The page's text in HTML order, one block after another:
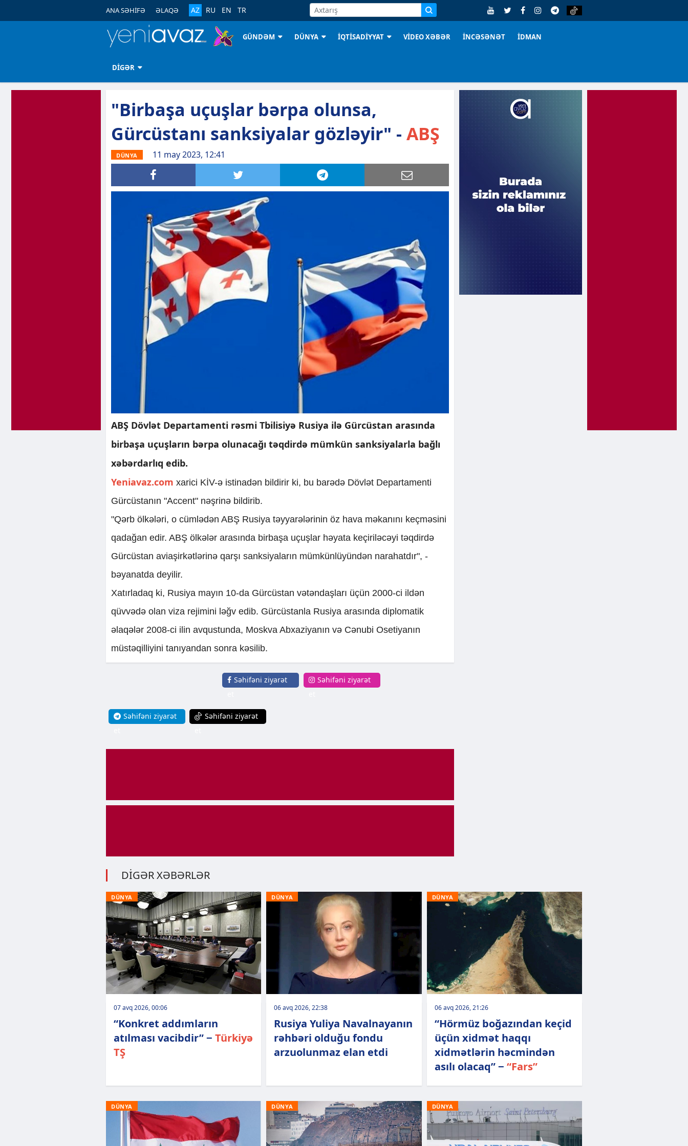
ANA SƏHİFƏ ƏLAQƏ AZ RU EN TR
GÜNDƏM DÜNYA İQTİSADİYYAT VİDEO XƏBƏR İNCƏSƏNƏT İDMAN
DİGƏR
"Birbaşa uçuşlar bərpa olunsa,
Gürcüstanı sanksiyalar gözləyir" - ABŞ
DÜNYA 11 may 2023, 12:41
ABŞ Dövlət Departamenti rəsmi Tbilisiyə Rusiya ilə Gürcüstan arasında
birbaşa uçuşların bərpa olunacağı təqdirdə mümkün sanksiyalarla bağlı
xəbərdarlıq edib.
Yeniavaz.com xarici KİV-ə istinadən bildirir ki, bu barədə Dövlət Departamenti
Gürcüstanın "Accent" nəşrinə bildirib.
"Qərb ölkələri, o cümlədən ABŞ Rusiya təyyarələrinin öz hava məkanını keçməsini
qadağan edir. ABŞ ölkələr arasında birbaşa uçuşlar həyata keçiriləcəyi təqdirdə
Gürcüstan aviaşirkətlərinə qarşı sanksiyaların mümkünlüyündən narahatdır", -
bəyanatda deyilir.
Xatırladaq ki, Rusiya mayın 10-da Gürcüstan vətəndaşları üçün 2000-ci ildən
qüvvədə olan viza rejimini ləğv edib. Gürcüstanla Rusiya arasında diplomatik
əlaqələr 2008-ci ilin avqustunda, Moskva Abxaziyanın və Cənubi Osetiyanın
müstəqilliyini tanıyandan sonra kəsilib.
Səhifəni ziyarət
Səhifəni ziyarət
Səhifəni ziyarət
Səhifəni ziyarət
DİGƏR XƏBƏRLƏR
DÜNYA
07 avq 2026, 00:06
“Konkret addımların
atılması vacibdir” − Türkiyə
TŞ
DÜNYA
06 avq 2026, 22:38
Rusiya Yuliya Navalnayanın
rəhbəri olduğu fondu
arzuolunmaz elan etdi
DÜNYA
06 avq 2026, 21:26
“Hörmüz boğazından keçid
üçün xidmət haqqı
xidmətlərin həcmindən
asılı olacaq” − “Fars”
DÜNYA DÜNYA DÜNYA